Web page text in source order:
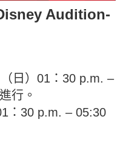
Audition-
日）01：30 p.m. –
行。
：30 p.m. – 05:30